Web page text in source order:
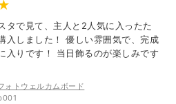
タで見て、主人と2人気に入ったた
入しました！ 優しい雰囲気で、完成
入りです！ 当日飾るのが楽しみです
ォトウェルカムボード